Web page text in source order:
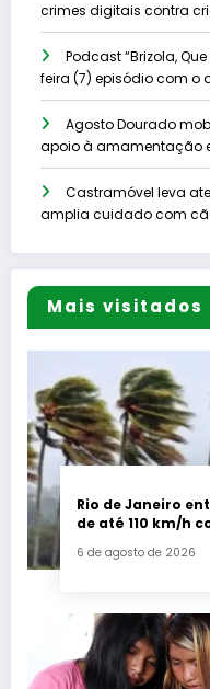
crimes digitais contra
Podcast “Brizola,
feira (7) episódio com o
Agosto Dourado
apoio à amamentação
Castramóvel leva
amplia cuidado com
Mais visitados
Rio de Janeiro
de até 110 km/h
6 de agosto de 2026